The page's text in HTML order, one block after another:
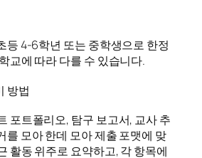
등 4-6학년 또는 중학생으로 한정
교에 따라 다를 수 있습니다.
방법
포트폴리오, 탐구 보고서, 교사 추
를 모아 한데 모아 제출 포맷에 맞
활동 위주로 요약하고, 각 항목에